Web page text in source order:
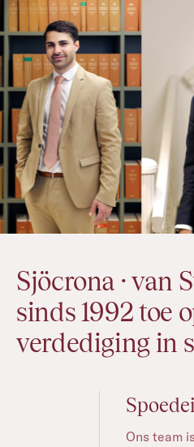
Sjöcrona · van
sinds 1992 toe
verdediging in
Ons team